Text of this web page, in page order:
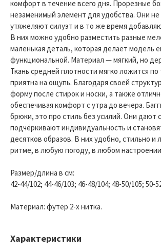
комфорт в течение всего дня. Прорезные
незаменимый элемент для удобства. Они
утяжеляют силуэт и в то же время
В них можно удобно разместить разные
маленькая деталь, которая делает модель
функциональной. Материал — мягкий, но
Ткань средней плотности мягко ложится по
приятна на ощупь. Благодаря своей
форму после стирок и носки, а также
обеспечивая комфорт с утра до вечера.
брюки, это про стиль без усилий. Они дают
подчёркивают индивидуальность и
десятков образов. В них удобно, стильно и
ритме, в любую погоду, в любом
Размер/длина в см:
42-44/102; 44-46/103; 46-48/104; 48-50/105; 50-
Материал: футер 2-х нитка.
Характеристики